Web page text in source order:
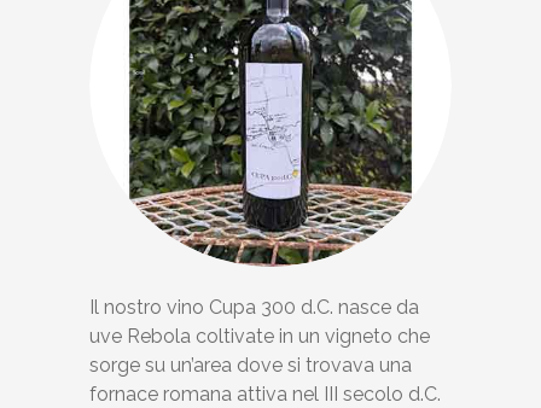
Il nostro vino Cupa 300 d.C. nasce da
uve Rebola coltivate in un vigneto che
sorge su un’area dove si trovava una
fornace romana attiva nel III secolo d.C.